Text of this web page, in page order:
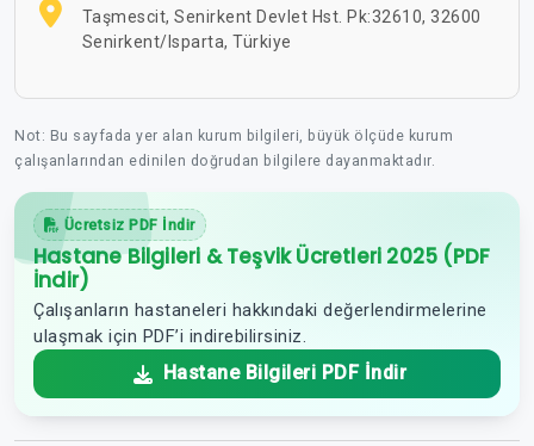
Taşmescit, Senirkent Devlet Hst. Pk:32610, 32600
Senirkent/Isparta, Türkiye
Not: Bu sayfada yer alan kurum bilgileri, büyük ölçüde kurum
çalışanlarından edinilen doğrudan bilgilere dayanmaktadır.
Ücretsiz PDF İndir
Hastane Bilgileri & Teşvik Ücretleri 2025 (PDF
İndir)
Çalışanların hastaneleri hakkındaki değerlendirmelerine
ulaşmak için PDF’i indirebilirsiniz.
Hastane Bilgileri PDF İndir